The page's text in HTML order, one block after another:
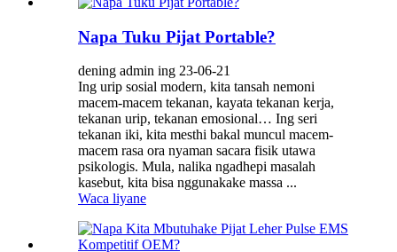
Napa Tuku Pijat Portable?
dening admin ing 23-06-21
Ing urip sosial modern, kita tansah nemoni
macem-macem tekanan, kayata tekanan kerja,
tekanan urip, tekanan emosional… Ing seri
tekanan iki, kita mesthi bakal muncul macem-
macem rasa ora nyaman sacara fisik utawa
psikologis. Mula, nalika ngadhepi masalah
kasebut, kita bisa nggunakake massa ...
Waca liyane